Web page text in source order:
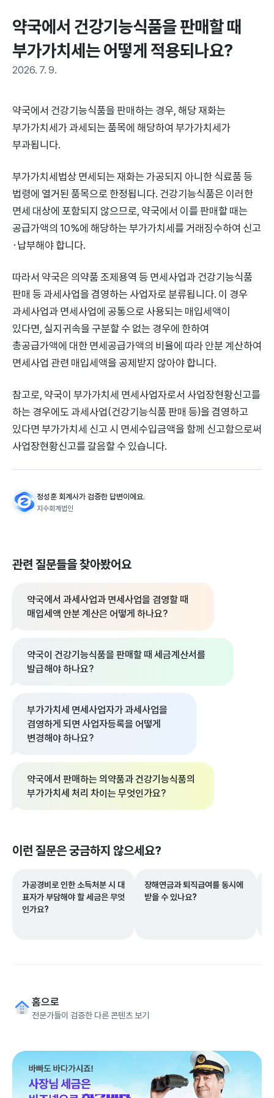
약국에서 건강기능식품을 판매할 때
부가가치세는 어떻게 적용되나요?
2026. 7. 9.
약국에서 건강기능식품을 판매하는 경우, 해당 재화는
부가가치세가 과세되는 품목에 해당하여 부가가치세가
부과됩니다.
부가가치세법상 면세되는 재화는 가공되지 아니한 식료품 등
법령에 열거된 품목으로 한정됩니다. 건강기능식품은 이러한
면세 대상에 포함되지 않으므로, 약국에서 이를 판매할 때는
공급가액의 10%에 해당하는 부가가치세를 거래징수하여 신고
·납부해야 합니다.
따라서 약국은 의약품 조제용역 등 면세사업과 건강기능식품
판매 등 과세사업을 겸영하는 사업자로 분류됩니다. 이 경우
과세사업과 면세사업에 공통으로 사용되는 매입세액이
있다면, 실지귀속을 구분할 수 없는 경우에 한하여
총공급가액에 대한 면세공급가액의 비율에 따라 안분 계산하여
면세사업 관련 매입세액을 공제받지 않아야 합니다.
참고로, 약국이 부가가치세 면세사업자로서 사업장현황신고를
하는 경우에도 과세사업(건강기능식품 판매 등)을 겸영하고
있다면 부가가치세 신고 시 면세수입금액을 함께 신고함으로써
사업장현황신고를 갈음할 수 있습니다.
정성훈 회계사가 검증한 답변이에요.
지수회계법인
관련 질문들을 찾아봤어요
약국에서 과세사업과 면세사업을 겸영할 때
매입세액 안분 계산은 어떻게 하나요?
약국이 건강기능식품을 판매할 때 세금계산서를
발급해야 하나요?
부가가치세 면세사업자가 과세사업을
겸영하게 되면 사업자등록을 어떻게
변경해야 하나요?
약국에서 판매하는 의약품과 건강기능식품의
부가가치세 처리 차이는 무엇인가요?
이런 질문은 궁금하지 않으세요?
가공경비로 인한 소득처분 시 대
표자가 부담해야 할 세금은 무엇
인가요?
장해연금과 퇴직급여를 동시에
받을 수 있나요?
홈으로
전문가들이 검증한 다른 콘텐츠 보기